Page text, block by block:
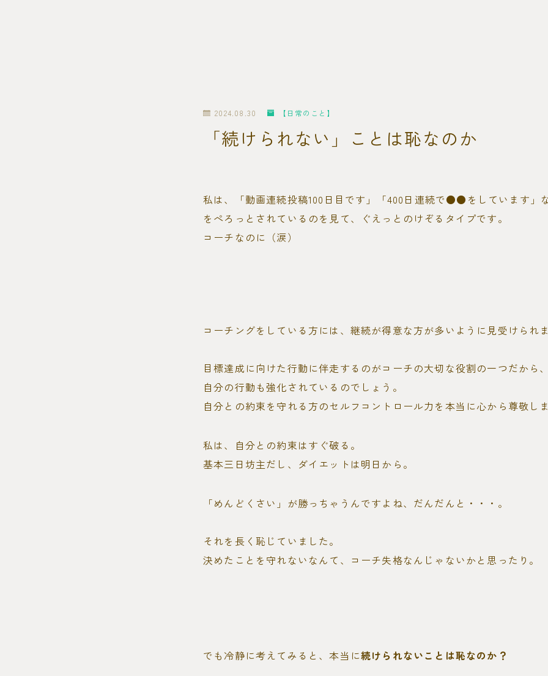
2024.08.30 【日常のこと】
「続けられない」ことは恥なのか
私は、「動画連続投稿100日目です」「400日連続で●●をしています」
をぺろっとされているのを見て、ぐえっとのけぞるタイプです。
コーチなのに（涙）
コーチングをしている方には、継続が得意な方が多いように見受けられま
目標達成に向けた行動に伴走するのがコーチの大切な役割の一つだから、
自分の行動も強化されているのでしょう。
自分との約束を守れる方のセルフコントロール力を本当に心から尊敬しま
私は、自分との約束はすぐ破る。
基本三日坊主だし、ダイエットは明日から。
「めんどくさい」が勝っちゃうんですよね、だんだんと・・・。
それを長く恥じていました。
決めたことを守れないなんて、コーチ失格なんじゃないかと思ったり。
でも冷静に考えてみると、本当に続けられないことは恥なのか？